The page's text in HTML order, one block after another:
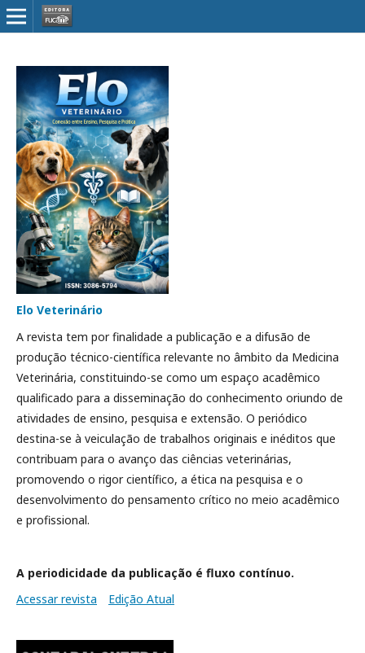
Elo Veterinário
A revista tem por finalidade a publicação e a difusão de
produção técnico-científica relevante no âmbito da Medicina
Veterinária, constituindo-se como um espaço acadêmico
qualificado para a disseminação do conhecimento oriundo de
atividades de ensino, pesquisa e extensão. O periódico
destina-se à veiculação de trabalhos originais e inéditos que
contribuam para o avanço das ciências veterinárias,
promovendo o rigor científico, a ética na pesquisa e o
desenvolvimento do pensamento crítico no meio acadêmico
e profissional.
A periodicidade da publicação é fluxo contínuo.
Acessar revista
Edição Atual